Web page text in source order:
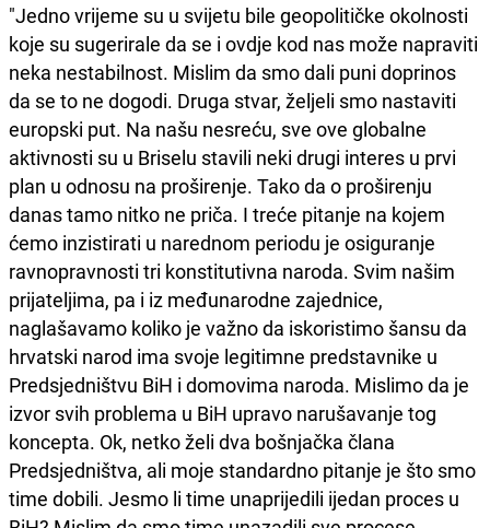
"Jedno vrijeme su u svijetu bile geopolitičke okolnosti
koje su sugerirale da se i ovdje kod nas može napraviti
neka nestabilnost. Mislim da smo dali puni doprinos
da se to ne dogodi. Druga stvar, željeli smo nastaviti
europski put. Na našu nesreću, sve ove globalne
aktivnosti su u Briselu stavili neki drugi interes u prvi
plan u odnosu na proširenje. Tako da o proširenju
danas tamo nitko ne priča. I treće pitanje na kojem
ćemo inzistirati u narednom periodu je osiguranje
ravnopravnosti tri konstitutivna naroda. Svim našim
prijateljima, pa i iz međunarodne zajednice,
naglašavamo koliko je važno da iskoristimo šansu da
hrvatski narod ima svoje legitimne predstavnike u
Predsjedništvu BiH i domovima naroda. Mislimo da je
izvor svih problema u BiH upravo narušavanje tog
koncepta. Ok, netko želi dva bošnjačka člana
Predsjedništva, ali moje standardno pitanje je što smo
time dobili. Jesmo li time unaprijedili ijedan proces u